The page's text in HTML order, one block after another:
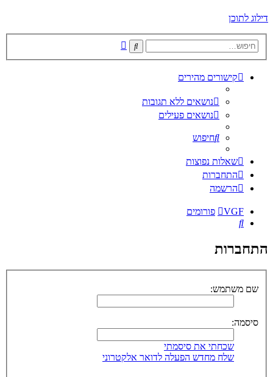
דילוג לתוכן
חיפוש
קישורים מהירים
נושאים ללא תגובות
נושאים פעילים
חיפוש
שאלות נפוצות
התחברות
הרשמה
VGF
פורומים
חיפוש
התחברות
שם משתמש:
סיסמה:
שכחתי את סיסמתי
שלח מחדש הפעלה לדואר אלקטרוני